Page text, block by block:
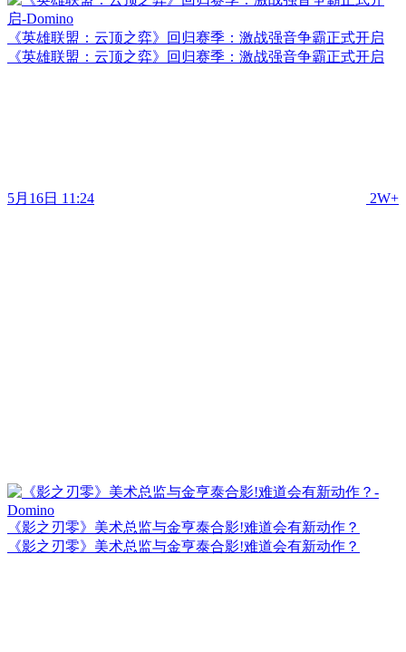
《英雄联盟：云顶之弈》回归赛季：激战强音争霸正式开启
《英雄联盟：云顶之弈》回归赛季：激战强音争霸正式开启
5月16日 11:24 2W+
《影之刃零》美术总监与金亨泰合影!难道会有新动作？
《影之刃零》美术总监与金亨泰合影!难道会有新动作？